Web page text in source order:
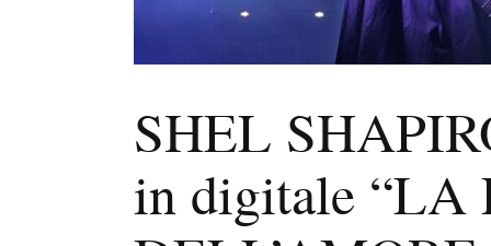
SHEL
in digitale “LA